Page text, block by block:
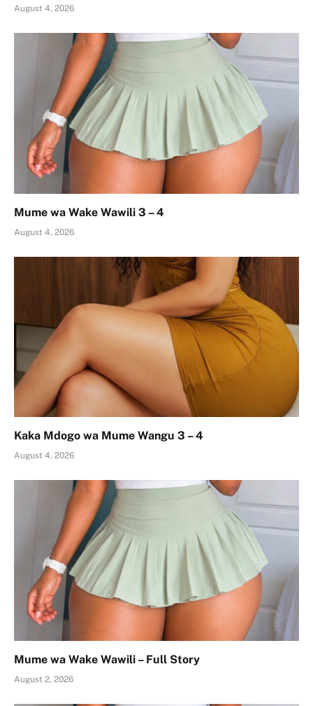
August 4, 2026
Mume wa Wake Wawili 3 – 4
August 4, 2026
Kaka Mdogo wa Mume Wangu 3 – 4
August 4, 2026
Mume wa Wake Wawili – Full Story
August 2, 2026